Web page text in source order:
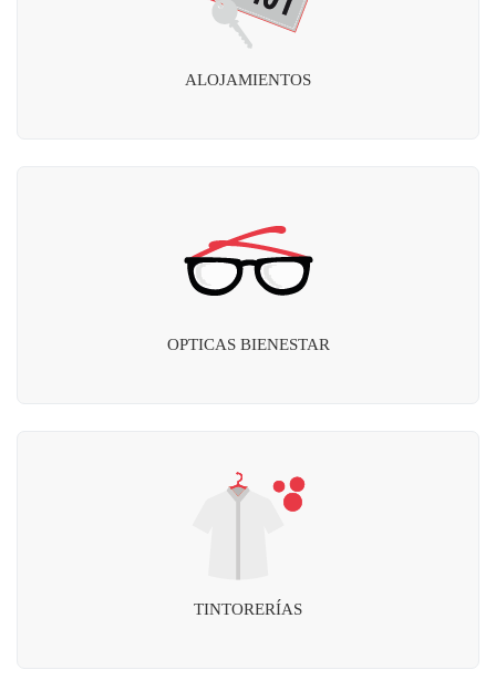
ALOJAMIENTOS
OPTICAS BIENESTAR
TINTORERÍAS